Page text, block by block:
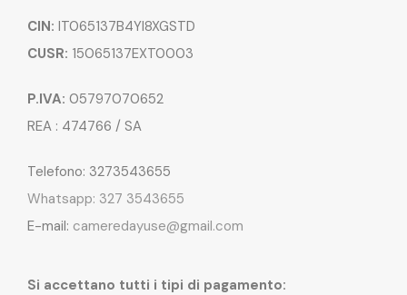
CIN: IT065137B4YI8XGSTD
CUSR: 15065137EXT0003
P.IVA: 05797070652
REA : 474766 / SA
Telefono: 3273543655
Whatsapp: 327 3543655
E-mail: cameredayuse@gmail.com
Si accettano tutti i tipi di pagamento: